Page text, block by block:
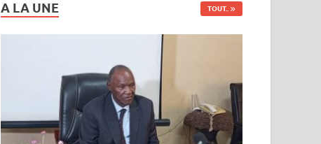
A LA UNE TOUT..